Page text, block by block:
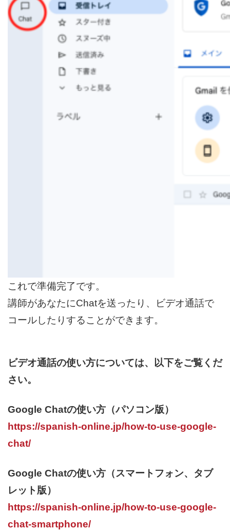
これで準備完了です。
講師があなたにChatを送ったり、ビデオ通話で
コールしたりすることができます。
ビデオ通話の使い方については、以下をご覧くだ
さい。
Google Chatの使い方（パソコン版）
https://spanish-online.jp/how-to-use-google-
chat/
Google Chatの使い方（スマートフォン、タブ
レット版）
https://spanish-online.jp/how-to-use-google-
chat-smartphone/